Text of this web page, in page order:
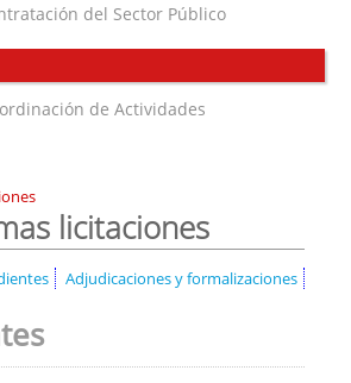
del Sector Público
de Actividades
licitaciones
Adjudicaciones y formalizaciones